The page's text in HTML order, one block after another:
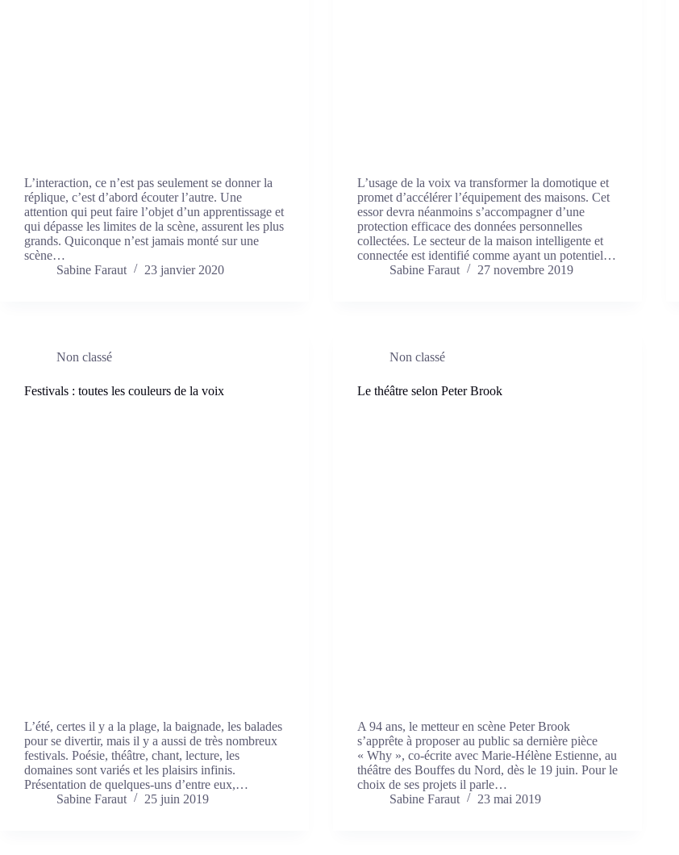
L’interaction, ce n’est pas seulement se donner la
réplique, c’est d’abord écouter l’autre. Une
attention qui peut faire l’objet d’un apprentissage et
qui dépasse les limites de la scène, assurent les plus
grands. Quiconque n’est jamais monté sur une
scène…
Sabine Faraut
23 janvier 2020
L’usage de la voix va transformer la domotique et
promet d’accélérer l’équipement des maisons. Cet
essor devra néanmoins s’accompagner d’une
protection efficace des données personnelles
collectées. Le secteur de la maison intelligente et
connectée est identifié comme ayant un potentiel…
Sabine Faraut
27 novembre 2019
Non classé
Festivals : toutes les couleurs de la voix
L’été, certes il y a la plage, la baignade, les balades
pour se divertir, mais il y a aussi de très nombreux
festivals. Poésie, théâtre, chant, lecture, les
domaines sont variés et les plaisirs infinis.
Présentation de quelques-uns d’entre eux,…
Sabine Faraut
25 juin 2019
Non classé
Le théâtre selon Peter Brook
A 94 ans, le metteur en scène Peter Brook
s’apprête à proposer au public sa dernière pièce
« Why », co-écrite avec Marie-Hélène Estienne, au
théâtre des Bouffes du Nord, dès le 19 juin. Pour le
choix de ses projets il parle…
Sabine Faraut
23 mai 2019